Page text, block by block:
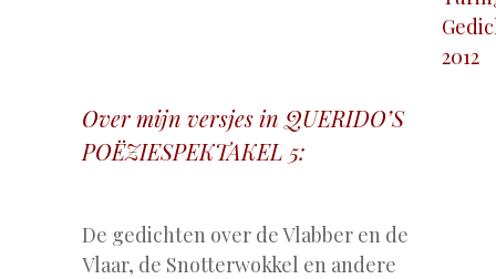
2012
Over mijn versjes in QUERIDO’S
POËZIESPEKTAKEL 5:
De gedichten over de Vlabber en de
Vlaar, de Snotterwokkel en andere